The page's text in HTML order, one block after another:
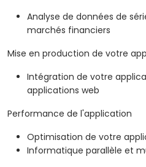
Analyse de données de
marchés financiers
Mise en production de votre
Intégration de votre
applications web
Performance de l'application
Optimisation de votre
Informatique parallèle et